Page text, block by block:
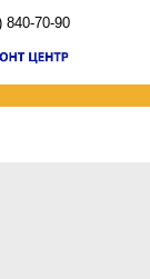
840-70-90